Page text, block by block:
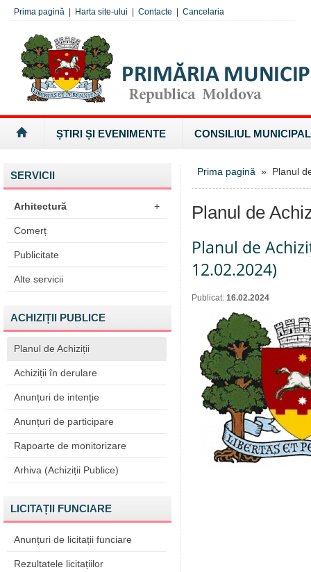
Prima pagină Harta site-ului Contacte Cancelaria
ȘTIRI ȘI EVENIMENTE CONSILIUL MUNICIPAL
SERVICII
Arhitectură +
Comerț
Publicitate
Alte servicii
ACHIZIȚII PUBLICE
Planul de Achiziții
Achiziții în derulare
Anunțuri de intenție
Anunțuri de participare
Rapoarte de monitorizare
Arhiva (Achiziții Publice)
LICITAȚII FUNCIARE
Anunțuri de licitații funciare
Rezultatele licitațiilor
Prima pagină » Planul
Planul de
Planul de
12.02.2024)
Publicat: 16.02.2024